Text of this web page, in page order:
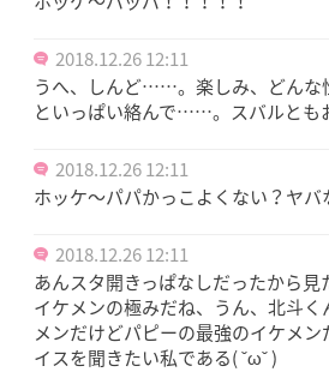
2018.12.26 12:11
うへ、しんど……。楽しみ、どんな
といっぱい絡んで……。スバルとも
2018.12.26 12:11
ホッケ〜パパかっこよくない？ヤバ
2018.12.26 12:11
あんスタ開きっぱなしだったから
イケメンの極みだね、うん、北斗
メンだけどパピーの最強のイケメ
イスを聞きたい私である( ˇωˇ )